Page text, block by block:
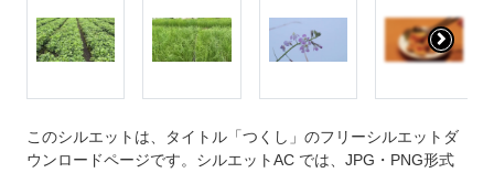
このシルエットは、タイトル「つくし」のフリーシルエットダ
ウンロードページです。シルエットAC では、JPG・PNG形式